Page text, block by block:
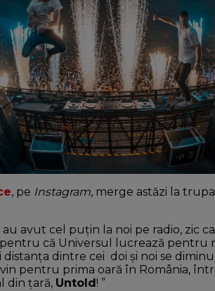
, pe Instagram, merge astăzi la
au avut cel puțin la noi pe radio, zic
pentru că Universul lucrează pentru
distanța dintre cei doi și noi se
vin pentru prima oară în România,
din țară, Untold ! ”